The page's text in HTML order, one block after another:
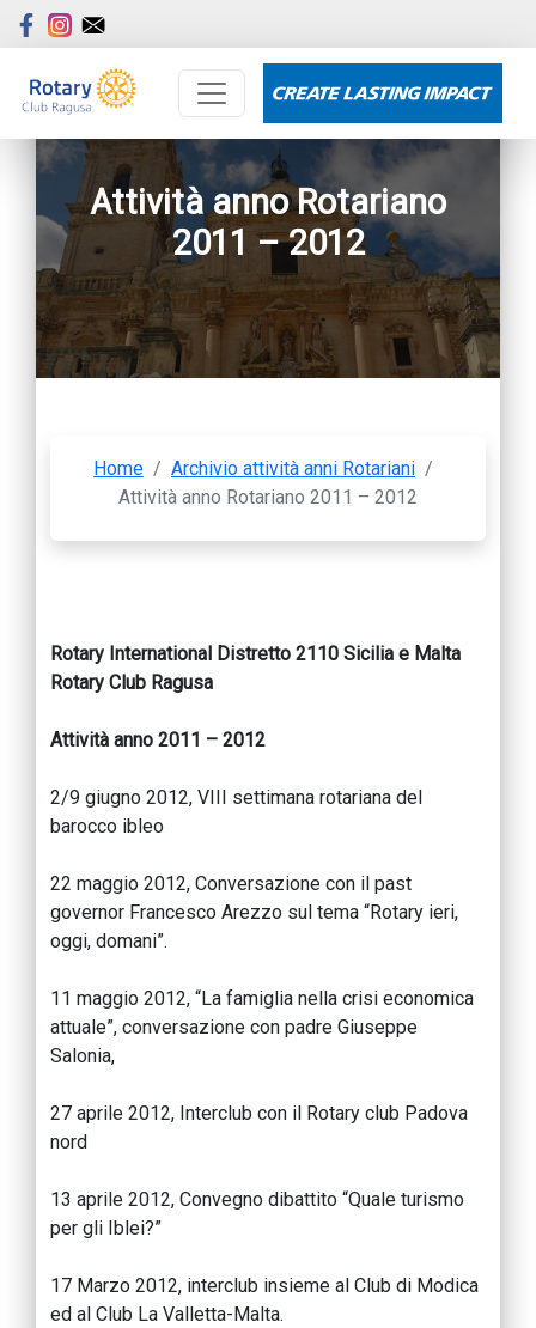
Attività anno Rotariano
2011 – 2012
Home / Archivio attività anni Rotariani /
Attività anno Rotariano 2011 – 2012
Rotary International Distretto 2110 Sicilia e Malta
Rotary Club Ragusa
Attività anno 2011 – 2012
2/9 giugno 2012, VIII settimana rotariana del
barocco ibleo
22 maggio 2012, Conversazione con il past
governor Francesco Arezzo sul tema “Rotary ieri,
oggi, domani”.
11 maggio 2012, “La famiglia nella crisi economica
attuale”, conversazione con padre Giuseppe
Salonia,
27 aprile 2012, Interclub con il Rotary club Padova
nord
13 aprile 2012, Convegno dibattito “Quale turismo
per gli Iblei?”
17 Marzo 2012, interclub insieme al Club di Modica
ed al Club La Valletta-Malta.